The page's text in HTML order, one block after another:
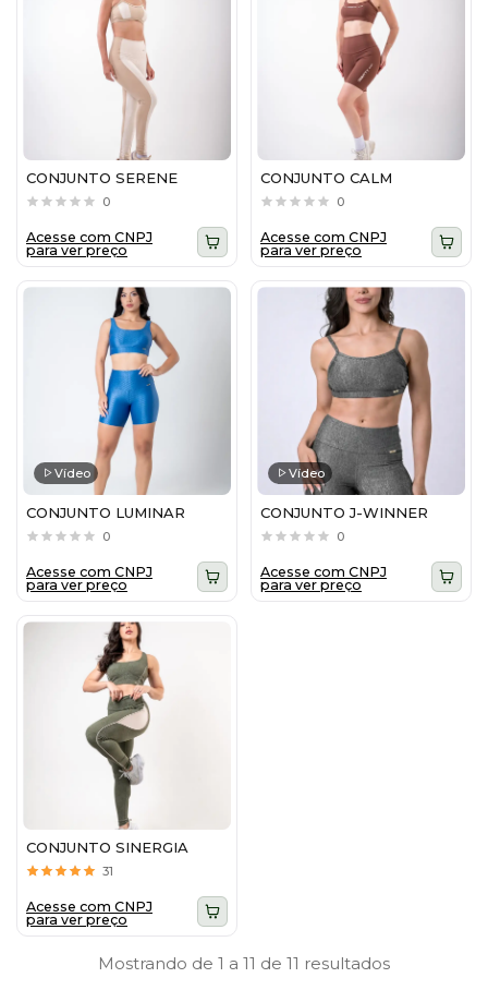
CONJUNTO SERENE
0
Acesse com CNPJ
para ver preço
CONJUNTO CALM
0
Acesse com CNPJ
para ver preço
Vídeo
CONJUNTO LUMINAR
0
Acesse com CNPJ
para ver preço
Vídeo
CONJUNTO J-WINNER
0
Acesse com CNPJ
para ver preço
CONJUNTO SINERGIA
31
Acesse com CNPJ
para ver preço
Mostrando de 1 a 11 de 11 resultados